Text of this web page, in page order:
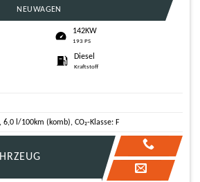
NEUWAGEN
142KW
193 PS
Diesel
Kraftstoff
l/100km (komb), CO₂-Klasse: F